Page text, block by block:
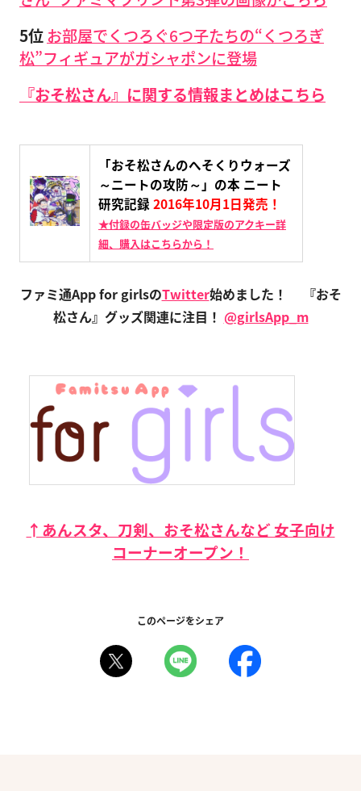
5位お部屋でくつろぐ6つ子たちの“くつろぎ
松”フィギュアがガシャポンに登場
『おそ松さん』に関する情報まとめはこちら
「おそ松さんのへそくりウォーズ
～ニートの攻防～」の本 ニート
研究記録 2016年10月1日発売！
★付録の缶バッジや限定版のアクキー詳
細、購入はこちらから！
ファミ通App for girlsのTwitter始めました！
『おそ
松さん』グッズ関連に注目！ @girlsApp_m
↑あんスタ、刀剣、おそ松さんなど 女子向け
コーナーオープン！
このページをシェア